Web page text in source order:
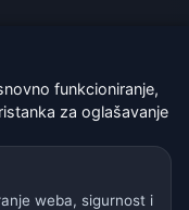
funkcioniranje,
za oglašavanje
weba, sigurnost i